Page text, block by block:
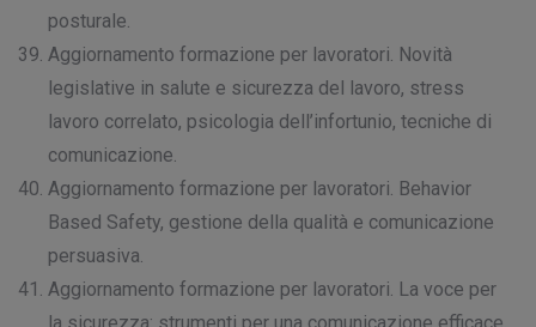
posturale.
Aggiornamento formazione per lavoratori. Novità
legislative in salute e sicurezza del lavoro, stress
lavoro correlato, psicologia dell’infortunio, tecniche di
comunicazione.
Aggiornamento formazione per lavoratori. Behavior
Based Safety, gestione della qualità e comunicazione
persuasiva.
Aggiornamento formazione per lavoratori. La voce per